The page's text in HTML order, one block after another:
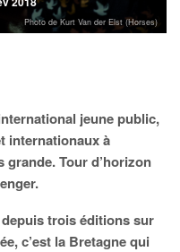
Photo de Kurt Van der Elst (Horses)
jeune public,
internationaux à
grande. Tour d’horizon
trois éditions sur
c’est la Bretagne qui